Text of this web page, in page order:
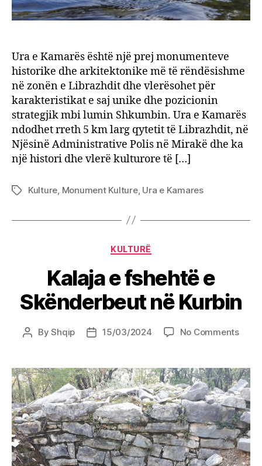
Ura e Kamarës është një prej monumenteve
historike dhe arkitektonike më të rëndësishme
në zonën e Librazhdit dhe vlerësohet për
karakteristikat e saj unike dhe pozicionin
strategjik mbi lumin Shkumbin. Ura e Kamarës
ndodhet rreth 5 km larg qytetit të Librazhdit, në
Njësinë Administrative Polis në Mirakë dhe ka
një histori dhe vlerë kulturore të […]
TagsKulture Monument Kulture, Ura e Kamares
Categories
KULTURË
Kalaja e fshehtë e
Skënderbeut në Kurbin
PostByShqip
Post15/03/2024 No Commentson
e
në